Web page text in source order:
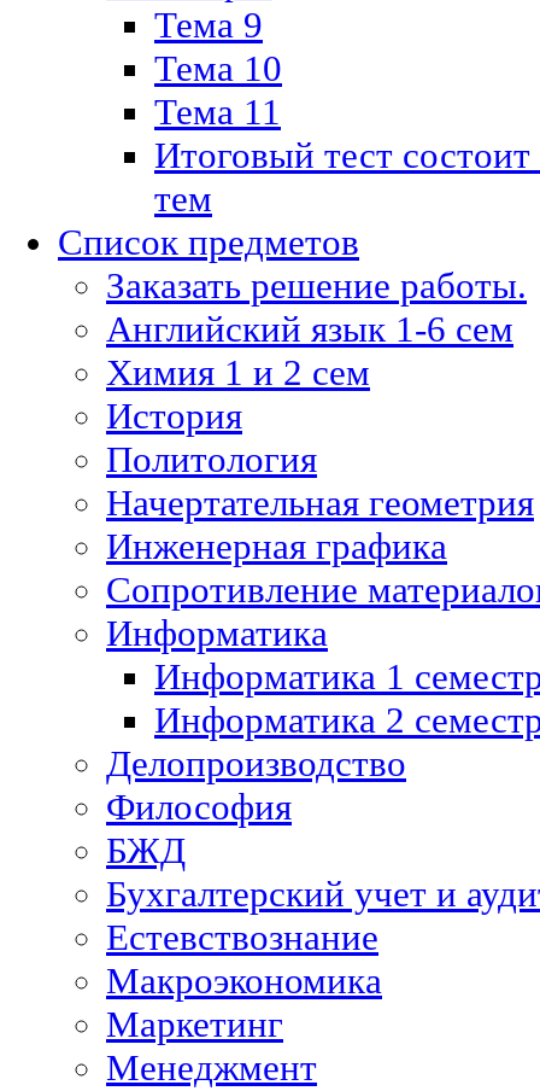
Тема 9
Тема 10
Тема 11
Итоговый тест
тем
Список предметов
Заказать решение работы.
Английский язык 1-6 сем
Химия 1 и 2 сем
История
Политология
Начертательная геометрия
Инженерная графика
Сопротивление
Информатика
Информатика 1
Информатика 2
Делопроизводство
Философия
БЖД
Бухгалтерский учет и
Естевствознание
Макроэкономика
Маркетинг
Менеджмент